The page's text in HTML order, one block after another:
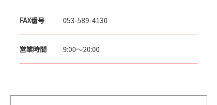
FAX番号 053-589-4130
営業時間 9:00～20:00